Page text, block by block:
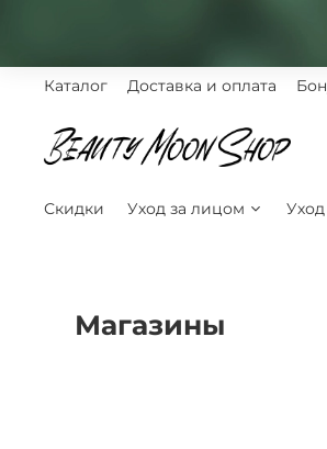
Каталог Доставка и оплата
Скидки Уход за лицом
Магазины